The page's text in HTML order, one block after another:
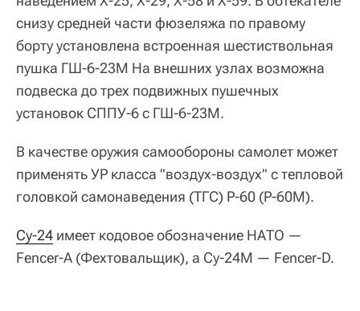
снизу средней части фюзеляжа по правому
борту установлена встроенная шестиствольная
пушка ГШ-6-23М На внешних узлах возможна
подвеска до трех подвижных пушечных
установок СППУ-6 с ГШ-6-23М.
В качестве оружия самообороны самолет может
применять УР класса "воздух-воздух" с тепловой
головкой самонаведения (ТГС) Р-60 (Р-60М).
Су-24 имеет кодовое обозначение НАТО —
Fencer-A (Фехтовальщик), а Су-24М — Fencer-D.